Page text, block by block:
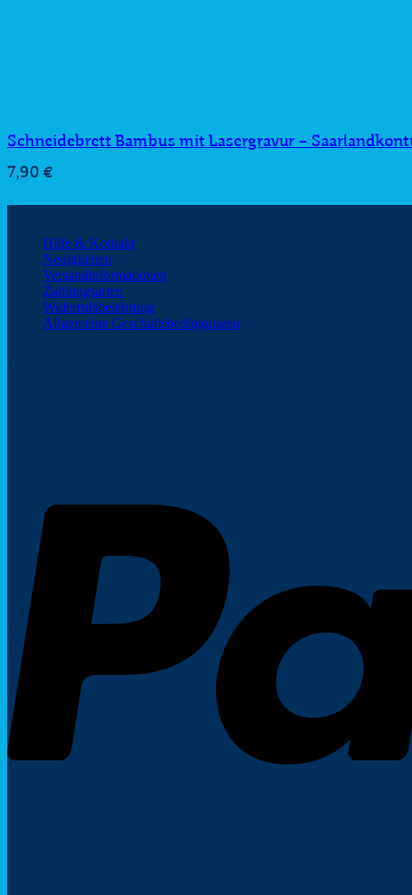
Schneidebrett Bambus mit Lasergravur –
7,90 €
Hilfe & Kontakt
Neuigkeiten
Versandinformationen
Zahlungsarten
Widerrufsbelehrung
Allgemeine Geschäftsbedingungen